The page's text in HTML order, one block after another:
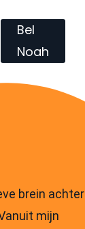
Bel
Noah
brein achter
mijn